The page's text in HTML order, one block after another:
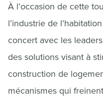
À l’occasion de cette
l’industrie de
concert avec les
des solutions visant à
construction de
mécanismes qui